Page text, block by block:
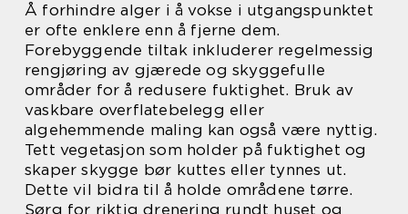
Å forhindre alger i å vokse i utgangspunktet
er ofte enklere enn å fjerne dem.
Forebyggende tiltak inkluderer regelmessig
rengjøring av gjærede og skyggefulle
områder for å redusere fuktighet. Bruk av
vaskbare overflatebelegg eller
algehemmende maling kan også være nyttig.
Tett vegetasjon som holder på fuktighet og
skaper skygge bør kuttes eller tynnes ut.
Dette vil bidra til å holde områdene tørre.
Sørg for riktig drenering rundt huset og